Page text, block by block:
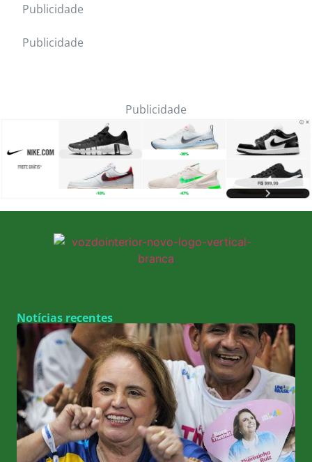
Publicidade
Publicidade
Publicidade
Notícias recentes